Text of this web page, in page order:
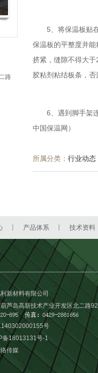
路
5、将保温板贴在
保温板的平整度并
挤紧，缝隙不得大
胶粘剂粘结板条，
6、遇到脚手架连
中国保温网）
所属分类： 行业动态
产品体系 技术资料
新材料有限公司
芦岛高新技术产业开发区北二路
号
备18013131号-1
传媒